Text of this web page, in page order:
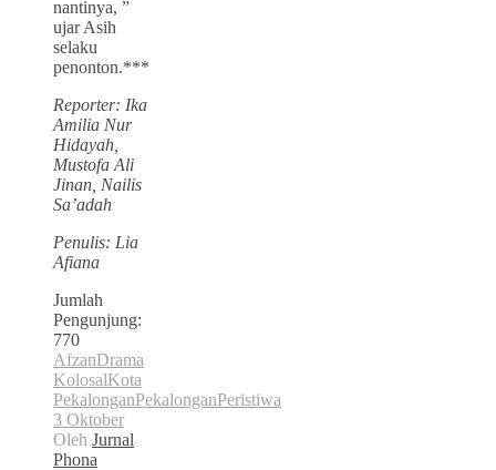
nantinya, ”
ujar Asih
selaku
penonton.***
Reporter: Ika
Amilia Nur
Hidayah,
Mustofa Ali
Jinan, Nailis
Sa’adah
Penulis: Lia
Afiana
Jumlah
Pengunjung:
770
AfzanDrama
KolosalKota
PekalonganPekalonganPeristiwa
3 Oktober
Oleh Jurnal
Phona